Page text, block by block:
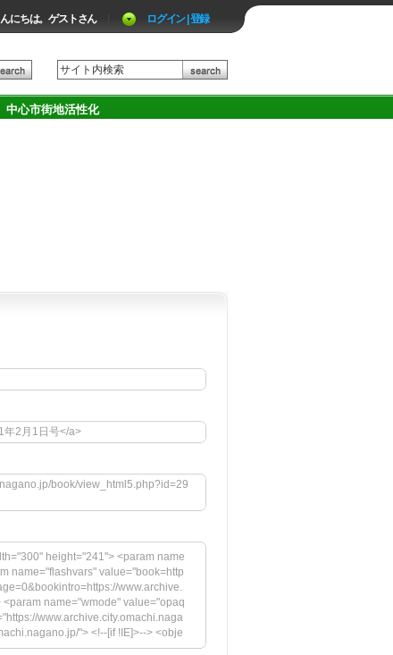
にちは。ゲストさん ログイン | 登録
中心市街地活性化
年2月1日号</a>
book/view_html5.php?id=29
height="241"> <param name
name="flashvars" value="book=http
www.archive.
name="wmode" value="opaq
www.archive.city.omachi.naga
"> <!--[if !IE]>--> <obje
embed.swf" width="300" hei